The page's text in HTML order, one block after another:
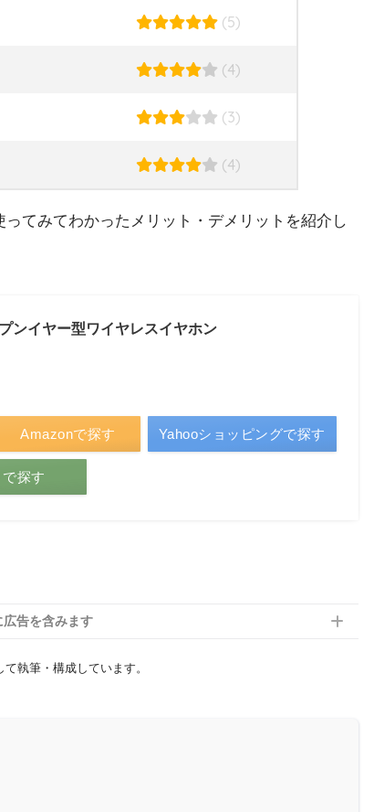
(5)
(4)
(3)
(4)
ってみてわかったメリット・デメリットを紹介し
ンイヤー型ワイヤレスイヤホン
Amazonで探す Yahooショッピングで探す
探す
広告を含みます
執筆・構成しています。